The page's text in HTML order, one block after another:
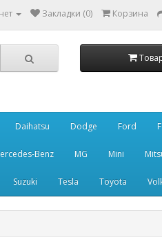
Закладки (0) Корзина
Daihatsu Dodge Ford
Benz MG Mini
Suzuki Tesla Toyota